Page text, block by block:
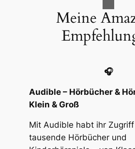
Meine
🎧
Audible – Hörbücher &
Klein & Groß
Mit Audible habt ihr
tausende Hörbücher und